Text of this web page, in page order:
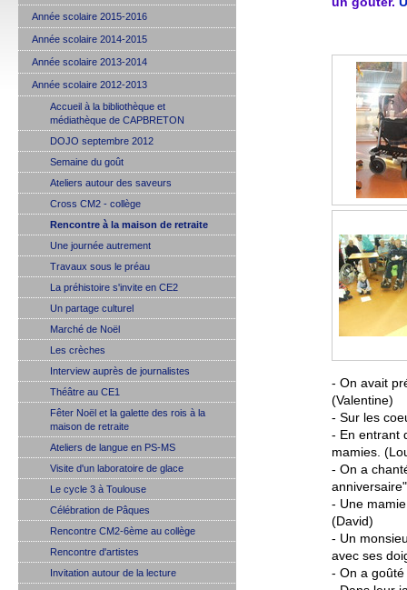
- On avait
(Valentine)
- Sur les
- En entrant
mamies.
- On a
- Une
(David)
- Un
avec ses
- On a
Année scolaire 2015-2016
Année scolaire 2014-2015
Année scolaire 2013-2014
Année scolaire 2012-2013
Accueil à la bibliothèque et
médiathèque de CAPBRETON
DOJO septembre 2012
Semaine du goût
Ateliers autour des saveurs
Cross CM2 - collège
Rencontre à la maison de retraite
Une journée autrement
Travaux sous le préau
La préhistoire s'invite en CE2
Un partage culturel
Marché de Noël
Les crèches
Interview auprès de journalistes
Théâtre au CE1
Fêter Noël et la galette des rois à la
maison de retraite
Ateliers de langue en PS-MS
Visite d'un laboratoire de glace
Le cycle 3 à Toulouse
Célébration de Pâques
Rencontre CM2-6ème au collège
Rencontre d'artistes
Invitation autour de la lecture